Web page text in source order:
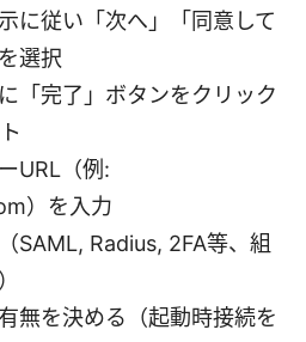
に従い「次へ」「同意して
選択
「完了」ボタンをクリック
URL（例:
）を入力
SAML, Radius, 2FA等、組
無を決める（起動時接続を